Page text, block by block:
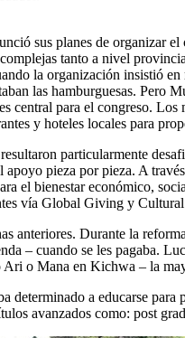
sus planes de organizar
tanto a nivel
la organización insistió
las hamburguesas. Pero
central para el congreso.
y hoteles locales para
particularmente
pieza por pieza. A
el bienestar económico,
vía Global Giving y
anteriores. Durante la
– cuando se les pagaba.
Ari o Mana en Kichwa – la
determinado a educarse
avanzados como: post